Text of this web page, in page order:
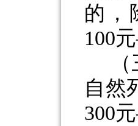
的，
100
自然
300